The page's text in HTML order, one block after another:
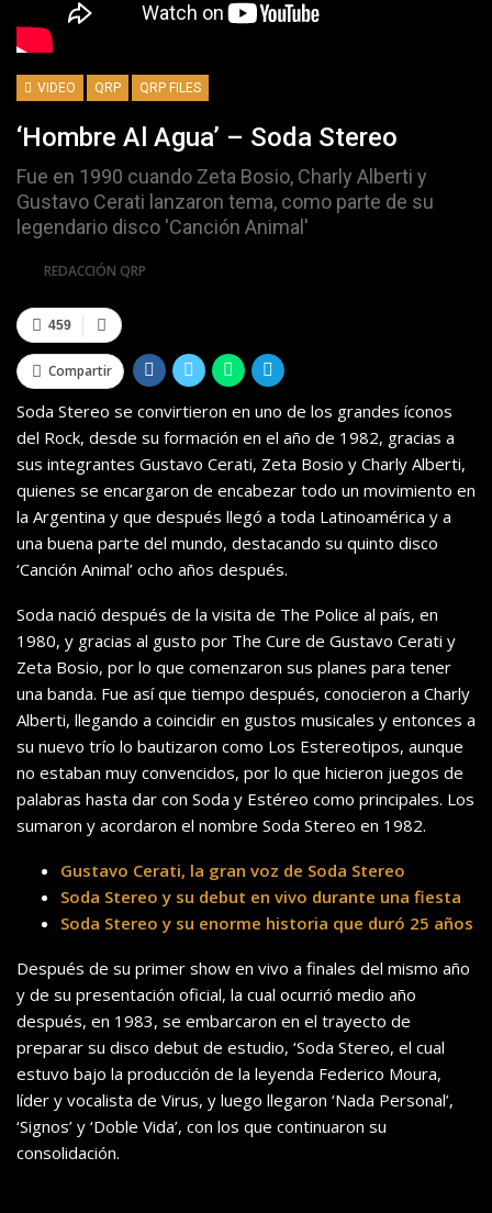
VIDEO QRP QRP FILES
‘Hombre Al Agua’ – Soda Stereo
Fue en 1990 cuando Zeta Bosio, Charly Alberti y
Gustavo Cerati lanzaron tema, como parte de su
legendario disco 'Canción Animal'
REDACCIÓN QRP
459
Compartir
Soda Stereo se convirtieron en uno de los grandes íconos
del Rock, desde su formación en el año de 1982, gracias a
sus integrantes Gustavo Cerati, Zeta Bosio y Charly Alberti,
quienes se encargaron de encabezar todo un movimiento en
la Argentina y que después llegó a toda Latinoamérica y a
una buena parte del mundo, destacando su quinto disco
‘Canción Animal’ ocho años después.
Soda nació después de la visita de The Police al país, en
1980, y gracias al gusto por The Cure de Gustavo Cerati y
Zeta Bosio, por lo que comenzaron sus planes para tener
una banda. Fue así que tiempo después, conocieron a Charly
Alberti, llegando a coincidir en gustos musicales y entonces a
su nuevo trío lo bautizaron como Los Estereotipos, aunque
no estaban muy convencidos, por lo que hicieron juegos de
palabras hasta dar con Soda y Estéreo como principales. Los
sumaron y acordaron el nombre Soda Stereo en 1982.
Gustavo Cerati, la gran voz de Soda Stereo
Soda Stereo y su debut en vivo durante una fiesta
Soda Stereo y su enorme historia que duró 25 años
Después de su primer show en vivo a finales del mismo año
y de su presentación oficial, la cual ocurrió medio año
después, en 1983, se embarcaron en el trayecto de
preparar su disco debut de estudio, ‘Soda Stereo, el cual
estuvo bajo la producción de la leyenda Federico Moura,
líder y vocalista de Virus, y luego llegaron ‘Nada Personal’,
‘Signos’ y ‘Doble Vida’, con los que continuaron su
consolidación.